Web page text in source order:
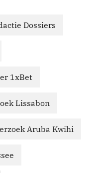
Dossiers
1xBet
Lissabon
Aruba Kwihi